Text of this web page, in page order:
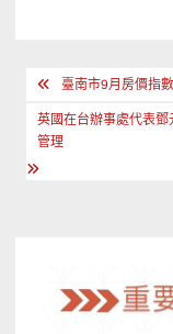
文
章
導
臺南市9月房價指
英國在台辦事處代表
管理